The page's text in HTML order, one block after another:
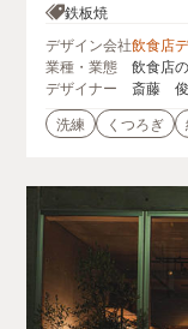
−１アネックス3F
鉄板焼
デザイン会社飲食店
業種・業態
飲食店
デザイナー
斎藤
洗練
くつろぎ